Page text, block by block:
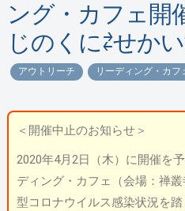
ング・カフェ開
じのくに⇄せかい
アウトリーチ リーディング・カフ
＜開催中止のお知らせ＞
2020年4月2日（木）に開催を
ディング・カフェ（会場：禅
型コロナウイルス感染状況を